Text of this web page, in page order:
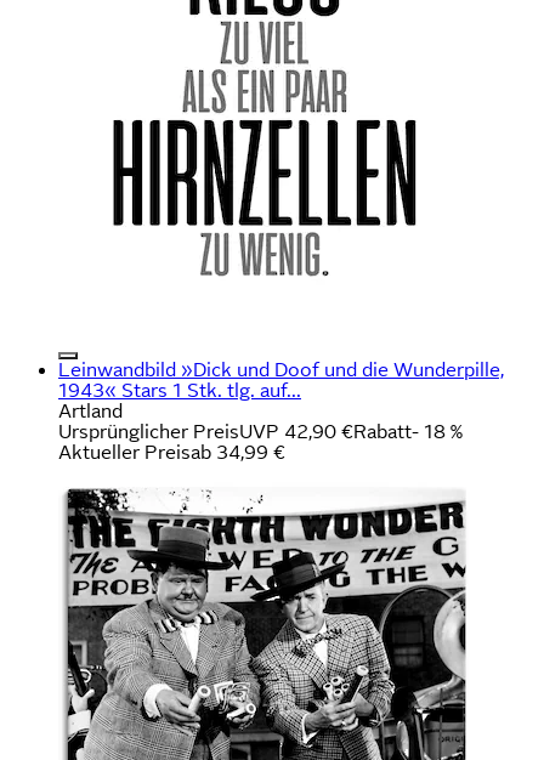
Leinwandbild »Dick und Doof und die Wunderpille,
1943« Stars 1 Stk. tlg. auf...
Artland
Ursprünglicher PreisUVP 42,90 €Rabatt- 18 %
Aktueller Preisab 34,99 €